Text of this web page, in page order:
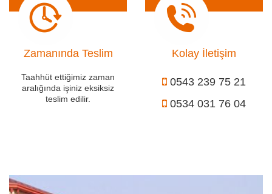
Zamanında Teslim
Taahhüt ettiğimiz zaman
aralığında işiniz eksiksiz
teslim edilir.
Kolay İletişim
0543 239 75 21
0534 031 76 04